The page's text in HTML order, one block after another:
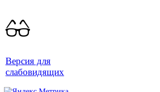
Версия для
слабовидящих